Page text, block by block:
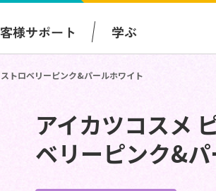
様サポート 学ぶ
トロベリーピンク&パールホワイト
アイカツコスメ
ベリーピンク&